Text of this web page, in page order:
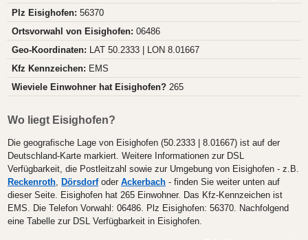
Plz Eisighofen: 56370
Ortsvorwahl von Eisighofen: 06486
Geo-Koordinaten: LAT 50.2333 | LON 8.01667
Kfz Kennzeichen: EMS
Wieviele Einwohner hat Eisighofen? 265
Wo liegt Eisighofen?
Die geografische Lage von Eisighofen (50.2333 | 8.01667) ist auf der
Deutschland-Karte markiert. Weitere Informationen zur DSL
Verfügbarkeit, die Postleitzahl sowie zur Umgebung von Eisighofen - z.B.
Reckenroth, Dörsdorfoder Ackerbach - finden Sie weiter unten auf
dieser Seite. Eisighofen hat 265 Einwohner. Das Kfz-Kennzeichen ist
EMS. Die Telefon Vorwahl: 06486. Plz Eisighofen: 56370. Nachfolgend
eine Tabelle zur DSL Verfügbarkeit in Eisighofen.